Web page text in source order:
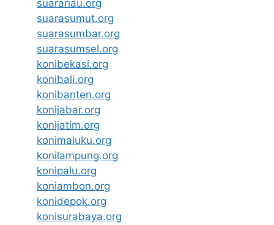
suarariau.org
suarasumut.org
suarasumbar.org
suarasumsel.org
konibekasi.org
konibali.org
konibanten.org
konijabar.org
konijatim.org
konimaluku.org
konilampung.org
konipalu.org
koniambon.org
konidepok.org
konisurabaya.org